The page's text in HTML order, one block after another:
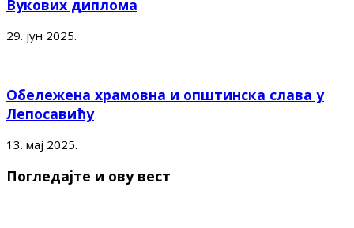
Вукових диплома
29. јун 2025.
Обележена храмовна и општинска слава у
Лепосавићу
13. мај 2025.
Погледајте и ову вест